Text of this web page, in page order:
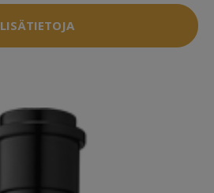
LISÄTIETOJA